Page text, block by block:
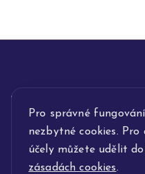
Pro správné
nezbytné cookies.
účely můžete udělit
zásadách cookies.
INFORMACE
POPIS SLUŽEB